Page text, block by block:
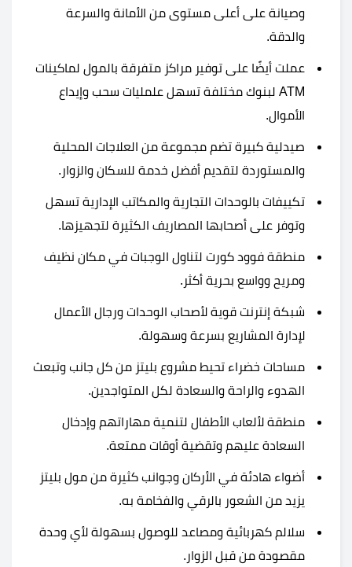
وصيانة على أعلى مستوى من الأمانة والسرعة
والدقة.
عملت أيضًا على توفير مراكز متفرقة بالمول لماكينات
ATM لبنوك مختلفة تسهل علمليات سحب وإيداع
الأموال.
صيدلية كبيرة تضم مجموعة من العلاجات المحلية
والمستوردة لتقديم أفضل خدمة للسكان والزوار.
تكييفات بالوحدات التجارية والمكاتب الإدارية تسهل
وتوفر على أصحابها المصاريف الكثيرة لتجهيزها.
منطقة فوود كورت لتناول الوجبات في مكان نظيف
ومريح وواسع بحرية أكثر.
شبكة إنترنت قوية لأصحاب الوحدات ورجال الأعمال
لإدارة المشاريع بسرعة وسهولة.
مساحات خضراء تحيط مشروع بليتز من كل جانب وتبعث
الهدوء والراحة والسعادة لكل المتواجدين.
منطقة لألعاب الأطفال لتنمية مهاراتهم وإدخال
السعادة عليهم وتقضية أوقات ممتعة.
أضواء هادئة في الأركان وجوانب كثيرة من مول بليتز
يزيد من الشعور بالرقي والفخامة به.
سلالم كهربائية ومصاعد للوصول بسهولة لأي وحدة
مقصودة من قبل الزوار.